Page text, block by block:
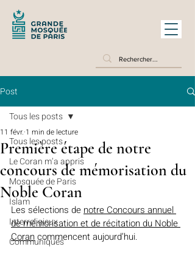
Post
Tous les posts
Le Coran m’a appris
Mosquée de Paris
Islam
Interreligieux
Communiqués
Tous les posts
Première étape de notre
concours de mémorisation du
Noble Coran
11 févr. 1 min de lecture
Les sélections de notre Concours annuel
de mémorisation et de récitation du Noble
Coran commencent aujourd’hui.